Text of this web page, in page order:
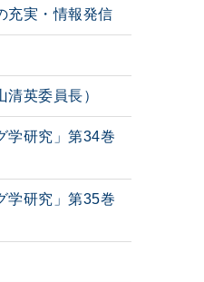
充実・情報発信
英委員長）
学研究」第34巻
学研究」第35巻